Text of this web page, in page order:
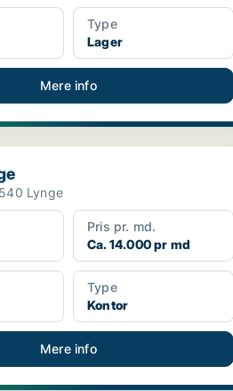
Type
Lager
Mere info
Lynge
Pris pr. md.
Ca. 14.000 pr md
Type
Kontor
Mere info